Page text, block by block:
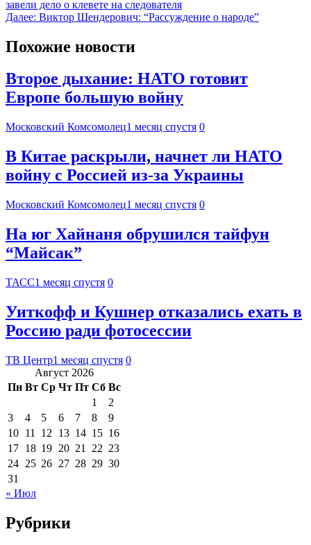
завели дело о клевете на следователя
Далее: Виктор Шендерович: “Рассуждение о народе”
Похожие новости
Второе дыхание: НАТО готовит
Европе большую войну
Московский Комсомолец1 месяц спустя 0
В Китае раскрыли, начнет ли НАТО
войну с Россией из-за Украины
Московский Комсомолец1 месяц спустя 0
На юг Хайнаня обрушился тайфун
“Майсак”
ТАСС1 месяц спустя 0
Уиткофф и Кушнер отказались ехать в
Россию ради фотосессии
ТВ Центр1 месяц спустя 0
Август 2026
Пн Вт Ср Чт Пт Сб Вс
1
2
3
4 5 6 7 8
9
10 11 12 13 14 15 16
17 18 19 20 21 22 23
24 25 26 27 28 29 30
31
« Июл
Рубрики